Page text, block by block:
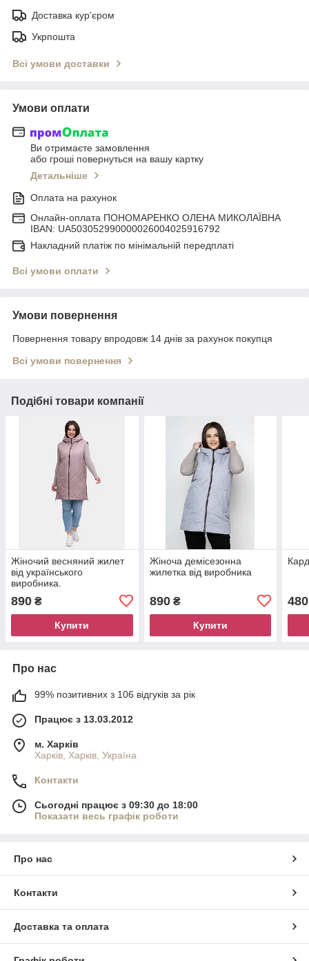
Доставка кур'єром
Укрпошта
Всі умови доставки
Умови оплати
Ви отримаєте замовлення
або гроші повернуться на вашу картку
Детальніше
Оплата на рахунок
Онлайн-оплата ПОНОМАРЕНКО ОЛЕНА МИКОЛАЇВНА
IBAN: UA503052990000026004025916792
Накладний платіж по мінімальній передплаті
Всі умови оплати
Умови повернення
Повернення товару впродовж 14 днів за рахунок покупця
Всі умови повернення
Подібні товари компанії
Жіночий весняний жилет
від українського
виробника.
890 ₴
Купити
Жіноча демісезонна
жилетка від виробника
890₴
Купити
480
Про нас
99% позитивних з 106 відгуків за рік
Працює з 13.03.2012
м. Харків
Харків, Харків, Україна
Контакти
Сьогодні працює з 09:30 до 18:00
Показати весь графік роботи
Про нас
Контакти
Доставка та оплата